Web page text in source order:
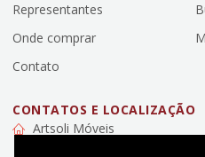
Representantes
Onde comprar
Contato
CONTATOS E LOCALIZAÇÃO
Artsoli Móveis